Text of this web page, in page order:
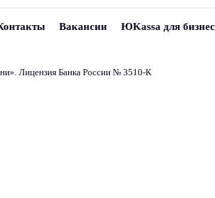
Вакансии ЮKassa для
». Лицензия Банка России № 3510‑К